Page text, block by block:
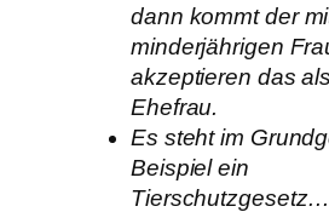
dann kommt der
minderjährigen
akzeptieren das
Ehefrau.
Es steht im
Beispiel ein